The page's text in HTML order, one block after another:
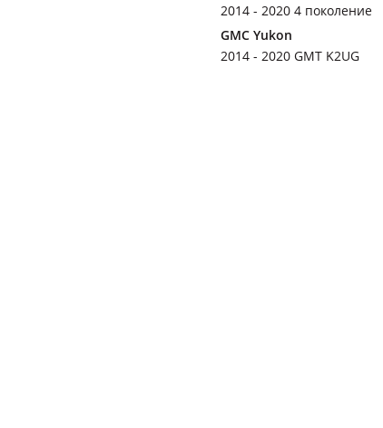
2014 - 2020 4 поколение
GMC Yukon
2014 - 2020 GMT K2UG